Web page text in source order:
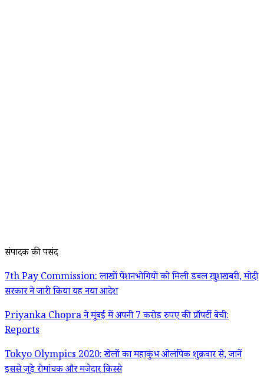
संपादक की पसंद
7th Pay Commission: लाखों पेंशनभोगियों को मिली डबल खुशखबरी, मोदी
सरकार ने जारी किया यह नया आदेश
Priyanka Chopra ने मुंबई में अपनी 7 करोड़ रुपए की प्रॉपर्टी बेची:
Reports
Tokyo Olympics 2020: खेलों का महाकुंभ ओलंपिक शुक्रवार से, जानें
इससे जुड़े रोमांचक और मजेदार किस्से